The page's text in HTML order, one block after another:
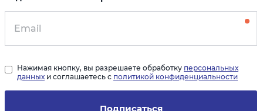
Подписаться
Нажимая кнопку, вы разрешаете обработку персональных
данных и соглашаетесь с политикой конфиденциальности